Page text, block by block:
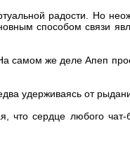
радости. Но
способом связи
самом же деле Апеп
удерживаясь от
что сердце любого